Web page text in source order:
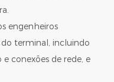
engenheiros
terminal, incluindo
conexões de rede, e